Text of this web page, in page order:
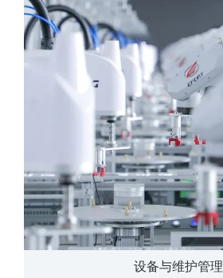
设备与维护管理